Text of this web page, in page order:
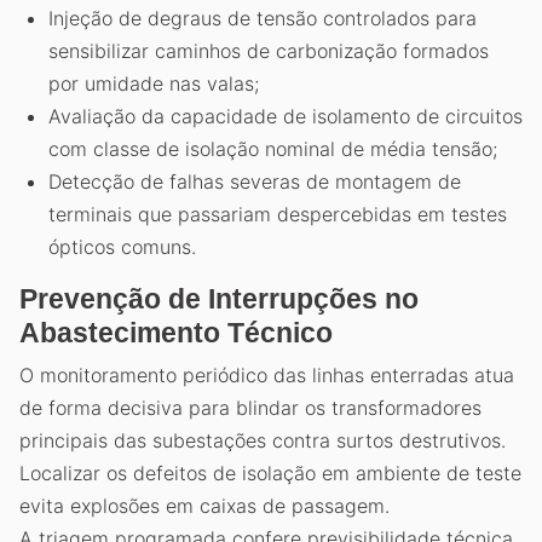
Injeção de degraus de tensão controlados para
sensibilizar caminhos de carbonização formados
por umidade nas valas;
Avaliação da capacidade de isolamento de circuitos
com classe de isolação nominal de média tensão;
Detecção de falhas severas de montagem de
terminais que passariam despercebidas em testes
ópticos comuns.
Prevenção de Interrupções no
Abastecimento Técnico
O monitoramento periódico das linhas enterradas atua
de forma decisiva para blindar os transformadores
principais das subestações contra surtos destrutivos.
Localizar os defeitos de isolação em ambiente de teste
evita explosões em caixas de passagem.